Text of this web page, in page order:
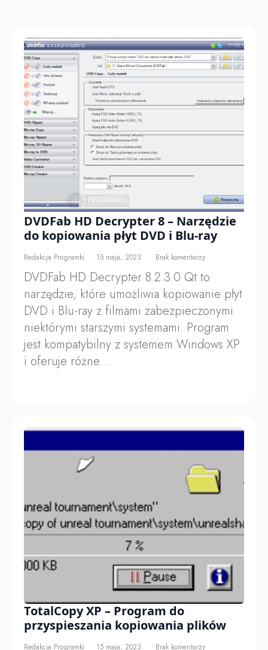
DVDFab HD Decrypter 8 – Narzędzie
do kopiowania płyt DVD i Blu-ray
Redakcja Programki 15 maja, 2023 Brak komentarzy
DVDFab HD Decrypter 8.2.3.0 Qt to
narzędzie, które umożliwia kopiowanie płyt
DVD i Blu-ray z filmami zabezpieczonymi
niektórymi starszymi systemami. Program
jest kompatybilny z systemem Windows XP
i oferuje różne…
TotalCopy XP – Program do
przyspieszania kopiowania plików
Redakcja Programki 15 maja, 2023 Brak komentarzy